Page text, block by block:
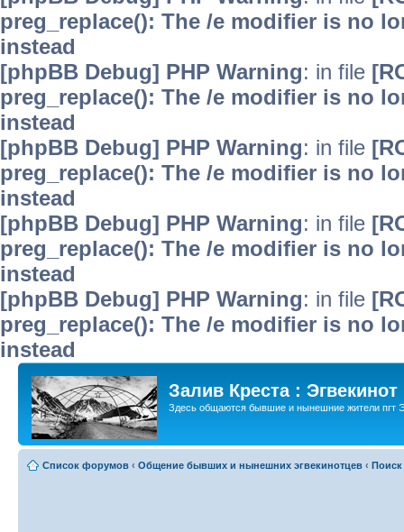
preg_replace(): The /e modifier is no
instead
[phpBB Debug] PHP Warning: in file
preg_replace(): The /e modifier is no
instead
[phpBB Debug] PHP Warning: in file
preg_replace(): The /e modifier is no
instead
[phpBB Debug] PHP Warning: in file
preg_replace(): The /e modifier is no
instead
[phpBB Debug] PHP Warning: in file
preg_replace(): The /e modifier is no
instead
Залив Креста : Эгвекинот
Здесь общаются бывшие и нынешние жители пгт
Список форумов ‹ Общение бывших и нынешних эгвекинотцев ‹ Поиск